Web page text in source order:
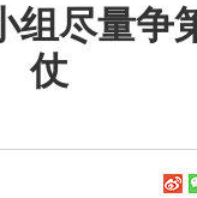
组尽量争
仗